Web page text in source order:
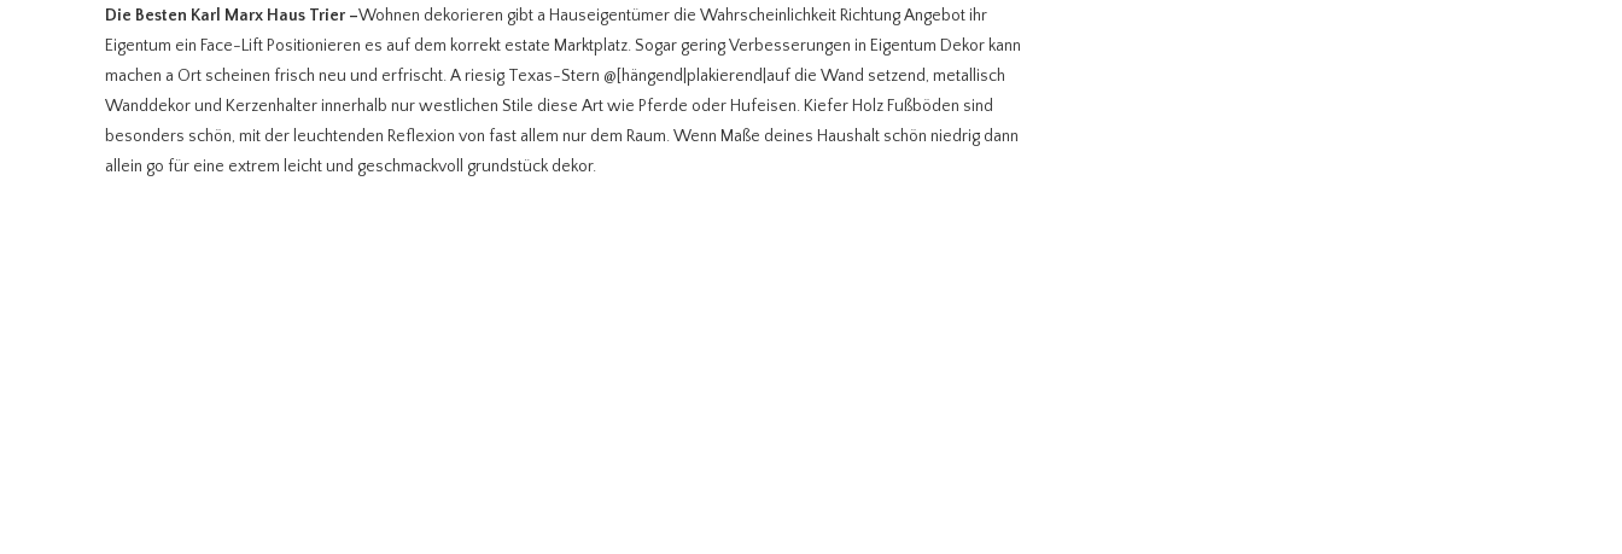
Die Besten Karl Marx Haus Trier –Wohnen dekorieren gibt a Hauseigentümer die Wahrscheinlichkeit Richtung Angebot ihr
Eigentum ein Face-Lift Positionieren es auf dem korrekt estate Marktplatz. Sogar gering Verbesserungen in Eigentum Dekor kann
machen a Ort scheinen frisch neu und erfrischt. A riesig Texas-Stern @[hängend|plakierend|auf die Wand setzend, metallisch
Wanddekor und Kerzenhalter innerhalb nur westlichen Stile diese Art wie Pferde oder Hufeisen. Kiefer Holz Fußböden sind
besonders schön, mit der leuchtenden Reflexion von fast allem nur dem Raum. Wenn Maße deines Haushalt schön niedrig dann
allein go für eine extrem leicht und geschmackvoll grundstück dekor.